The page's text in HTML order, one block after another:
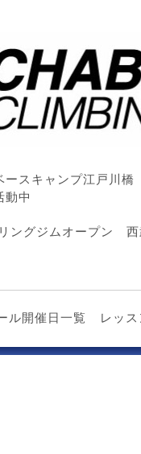
ースキャンプ江戸川
動中
ングジムオープン 西
ル開催日一覧 レッ